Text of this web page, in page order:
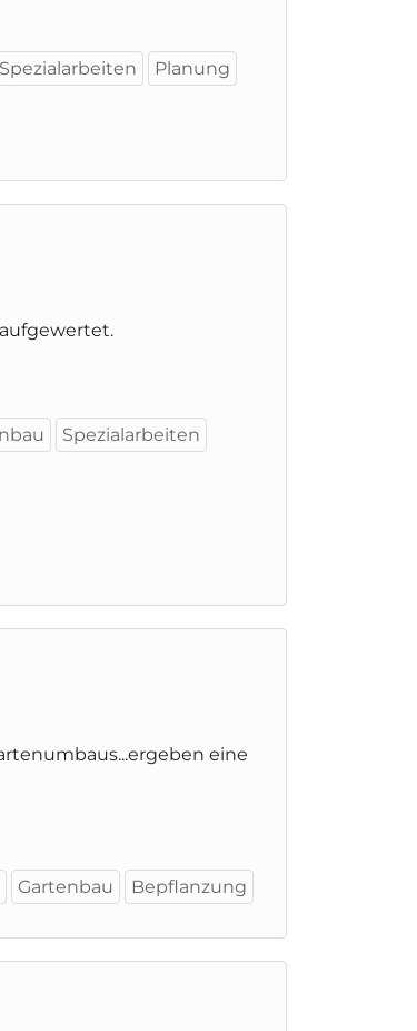
Spezialarbeiten
Planung
Spezialarbeiten
eine
Gartenbau Bepflanzung